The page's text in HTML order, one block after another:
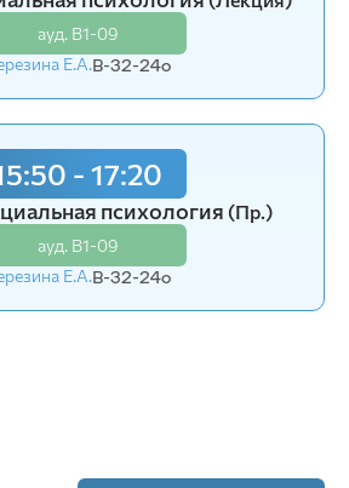
ауд. В1-09
Е.А.В-32-24o
- 17:20
психология (Пр.)
ауд. В1-09
Е.А.В-32-24o
ауд. В2-15
Радченко О.В.В-32-24o
14:00 - 15:30
животных(Лаб.)
ауд. В2-15
Радченко О.В.В-32-24o